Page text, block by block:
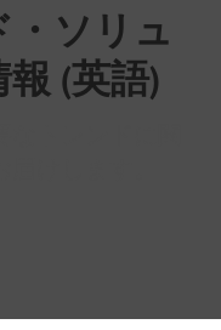
ソリュ
(英語)